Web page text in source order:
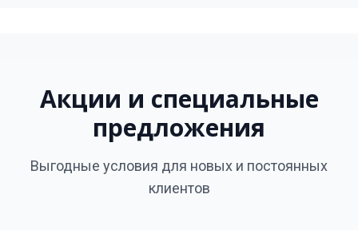
Акции и специальные
предложения
Выгодные условия для новых и постоянных
клиентов